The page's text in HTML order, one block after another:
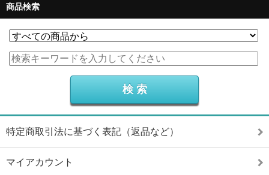
商品検索
特定商取引法に基づく表記（返品など）
マイアカウント